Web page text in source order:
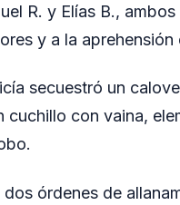
R. y Elías B., ambos
y a la aprehensión
secuestró un
con vaina,
órdenes de